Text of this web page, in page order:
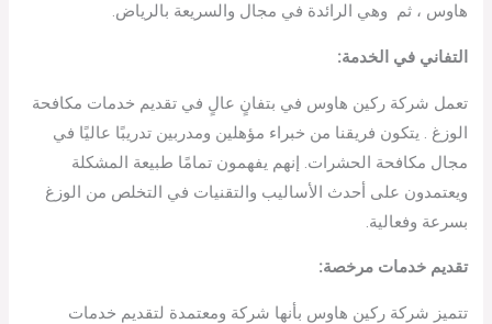
هاوس ، ثم وهي الرائدة في مجال والسريعة بالرياض.
التفاني في الخدمة:
تعمل شركة ركين هاوس في بتفانٍ عالٍ في تقديم خدمات مكافحة
الوزغ . يتكون فريقنا من خبراء مؤهلين ومدربين تدريبًا عاليًا في
مجال مكافحة الحشرات. إنهم يفهمون تمامًا طبيعة المشكلة
ويعتمدون على أحدث الأساليب والتقنيات في التخلص من الوزغ
بسرعة وفعالية.
تقديم خدمات مرخصة:
تتميز شركة ركين هاوس بأنها شركة ومعتمدة لتقديم خدمات